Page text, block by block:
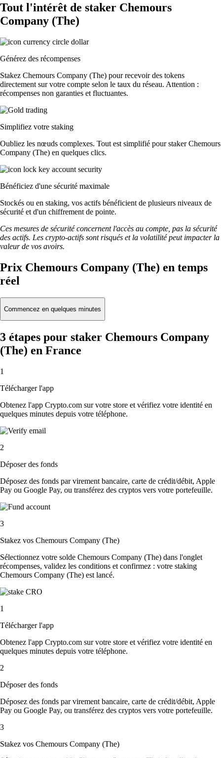
Tout l'intérêt de staker Chemours
Company (The)
Générez des récompenses
Stakez Chemours Company (The) pour recevoir des tokens
directement sur votre compte selon le taux du réseau. Attention :
récompenses non garanties et fluctuantes.
Simplifiez votre staking
Oubliez les nœuds complexes. Tout est simplifié pour staker Chemours
Company (The) en quelques clics.
Bénéficiez d'une sécurité maximale
Stockés ou en staking, vos actifs bénéficient de plusieurs niveaux de
sécurité et d'un chiffrement de pointe.
Ces mesures de sécurité concernent l'accès au compte, pas la sécurité
des actifs. Les crypto-actifs sont risqués et la volatilité peut impacter la
valeur de vos avoirs.
Prix Chemours Company (The) en temps
réel
Commencez en quelques minutes
3 étapes pour staker Chemours Company
(The) en France
1
Télécharger l'app
Obtenez l'app Crypto.com sur votre store et vérifiez votre identité en
quelques minutes depuis votre téléphone.
2
Déposer des fonds
Déposez des fonds par virement bancaire, carte de crédit/débit, Apple
Pay ou Google Pay, ou transférez des cryptos vers votre portefeuille.
3
Stakez vos Chemours Company (The)
Sélectionnez votre solde Chemours Company (The) dans l'onglet
récompenses, validez les conditions et confirmez : votre staking
Chemours Company (The) est lancé.
1
Télécharger l'app
Obtenez l'app Crypto.com sur votre store et vérifiez votre identité en
quelques minutes depuis votre téléphone.
2
Déposer des fonds
Déposez des fonds par virement bancaire, carte de crédit/débit, Apple
Pay ou Google Pay, ou transférez des cryptos vers votre portefeuille.
3
Stakez vos Chemours Company (The)